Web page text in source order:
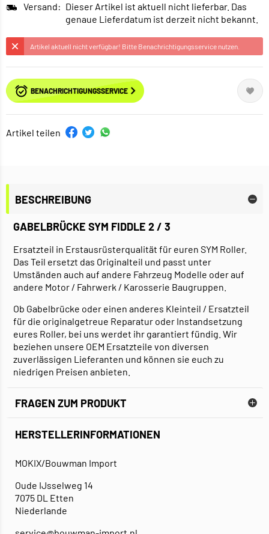
Versand: Dieser Artikel ist aktuell nicht lieferbar. Das
genaue Lieferdatum ist derzeit nicht bekannt.
Artikel aktuell nicht verfügbar! Bitte Benachrichtigungsservice nutzen.
BENACHRICHTIGUNGSSERVICE
Artikel teilen
BESCHREIBUNG
GABELBRÜCKE SYM FIDDLE 2 / 3
Ersatzteil in Erstausrüsterqualität für euren SYM Roller.
Das Teil ersetzt das Originalteil und passt unter
Umständen auch auf andere Fahrzeug Modelle oder auf
andere Motor / Fahrwerk / Karosserie Baugruppen.
Ob Gabelbrücke oder einen anderes Kleinteil / Ersatzteil
für die originalgetreue Reparatur oder Instandsetzung
eures Roller, bei uns werdet ihr garantiert fündig. Wir
beziehen unsere OEM Ersatzteile von diversen
zuverlässigen Lieferanten und können sie euch zu
niedrigen Preisen anbieten.
FRAGEN ZUM PRODUKT
HERSTELLERINFORMATIONEN
MOKIX/Bouwman Import
Oude IJsselweg 14
7075 DL Etten
Niederlande